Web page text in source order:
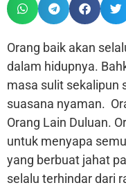
Orang baik akan
dalam hidupnya.
masa sulit sekalipun
suasana nyaman.
Orang Lain Duluan.
untuk menyapa
yang berbuat jahat
selalu terhindar dari